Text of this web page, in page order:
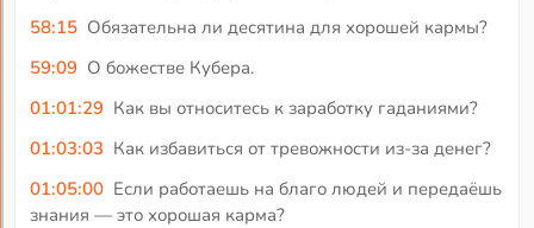
58:15 Обязательна ли десятина для хорошей кармы?
59:09 О божестве Кубера.
01:01:29 Как вы относитесь к заработку гаданиями?
01:03:03 Как избавиться от тревожности из-за денег?
01:05:00 Если работаешь на благо людей и передаёшь
знания — это хорошая карма?